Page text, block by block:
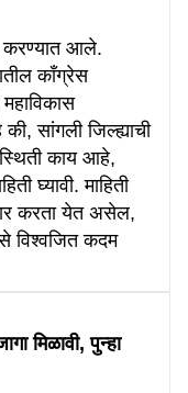
करण्यात आले.
काँग्रेस
सांगली जिल्ह्याची
काय आहे,
घ्यावी. माहिती
करता येत असेल,
विश्वजित कदम
मिळावी, पुन्हा